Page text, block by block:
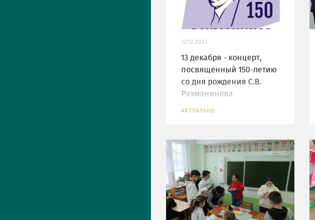
12.12.2023
13 декабря - концерт,
посвященный 150-летию
со дня рождения С.В.
Рахманинова
АКТУАЛЬНО